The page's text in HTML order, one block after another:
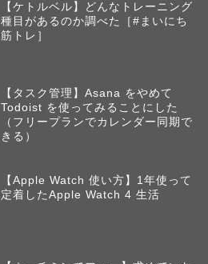
【ケトルベル】どんなトレーニング
種目があるのか調べた［#まいにち
筋トレ］
【タスク管理】Asana をやめて
Todoist を使ってみることにした
（フリープランでカレンダー同期で
きる）
【Apple Watch 使い方】1年使って
定着したApple Watch 4 生活